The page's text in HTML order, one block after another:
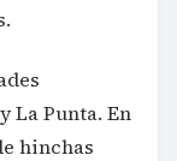
La Punta. En
hinchas